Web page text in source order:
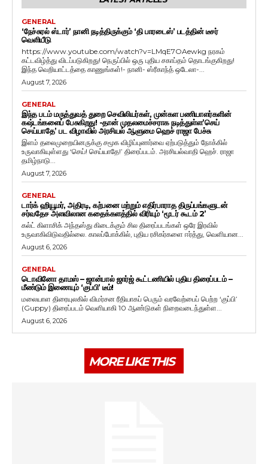
GENERAL
‘நேச்சுரல் ஸ்டார்’ நானி நடித்திருக்கும் ‘தி பாரடைஸ்’ படத்தின் டீசர்
வெளியீடு
https://www.youtube.com/watch?v=LMqE7OAewkg நரகம்
கட்டவிழ்த்து விடப்படுகிறது! நெருப்பில் ஒரு புதிய சகாப்தம் தொடங்குகிறது!
இந்த வெறியாட்டத்தை காணுங்கள்!- நானி- ஸ்ரீகாந்த் ஒடேலா-...
August 7, 2026
GENERAL
இந்த படம் மருத்துவத் துறை செவிலியர்கள், முன்கள பணியாளர்களின்
கஷ்டங்களைப் பேசுகிறது! -தான் முதலமைச்சராக நடித்துள்ள’செய்
செய்யாதே’ பட விழாவில் அரசியல் ஆளுமை ஹெச் ராஜா பேச்சு
இளம் தலைமுறையினருக்கு சமூக விழிப்புணர்வை ஏற்படுத்தும் நோக்கில்
உருவாகியுள்ளது ‘செய்! செய்யாதே!’ திரைப்படம். அரசியல்வாதி ஹெச். ராஜா
தமிழ்நாடு...
August 7, 2026
GENERAL
டார்க் ஹியூமர், அதிரடி, கற்பனை மற்றும் எதிர்பாராத திருப்பங்களுடன்
சர்வதேச அளவிலான கதைக்களத்தில் விரியும் ‘மூடர் கூடம் 2’
கல்ட் கிளாசிக் அந்தஸ்து கிடைக்கும் சில திரைப்படங்கள் ஒரே இரவில்
உருவாகிவிடுவதில்லை. காலப்போக்கில், புதிய ரசிகர்களை ஈர்த்து, வெளியான...
August 6, 2026
GENERAL
டொவினோ தாமஸ் – ஜான்பால் ஜார்ஜ் கூட்டணியில் புதிய திரைப்படம் –
மீண்டும் இணையும் ‘குப்பி’ டீம்!
மலையாள திரையுலகில் விமர்சன ரீதியாகப் பெரும் வரவேற்பைப் பெற்ற ‘குப்பி’
(Guppy) திரைப்படம் வெளியாகி 10 ஆண்டுகள் நிறைவடைந்துள்ள...
August 6, 2026
MORE LIKE THIS